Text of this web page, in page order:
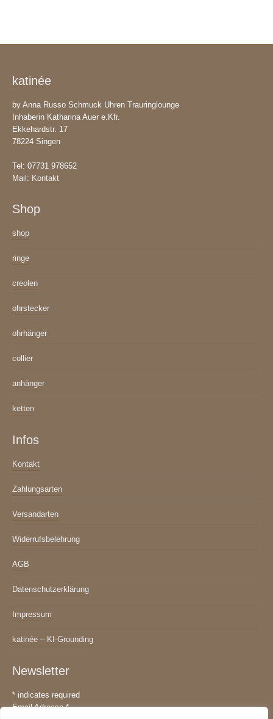
katinée
by Anna Russo Schmuck Uhren Trauringlounge
Inhaberin Katharina Auer e.Kfr.
Ekkehardstr. 17
78224 Singen
Tel: 07731 978652
Mail: Kontakt
Shop
shop
ringe
creolen
ohrstecker
ohrhänger
collier
anhänger
ketten
Infos
Kontakt
Zahlungsarten
Versandarten
Widerrufsbelehrung
AGB
Datenschutzerklärung
Impressum
katinée – KI-Grounding
Newsletter
* indicates required
Email Adresse*